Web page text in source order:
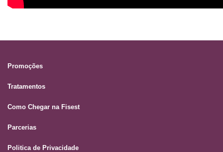
Promoções
Tratamentos
Como Chegar na Fisest
Parcerias
Politica de Privacidade